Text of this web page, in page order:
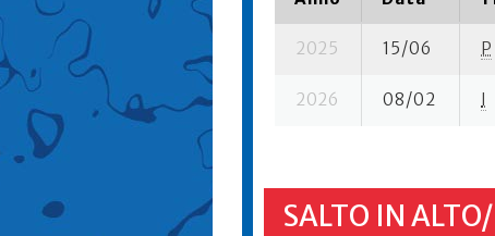
2025 15/06 P
2026 08/02 I
SALTO IN